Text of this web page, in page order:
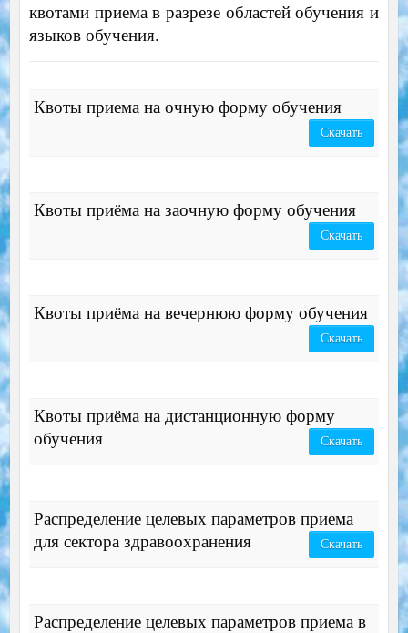
квотами приема в разрезе областей обучения и
языков обучения.
Квоты приема на очную форму обучения
Скачать
Квоты приёма на заочную форму обучения
Скачать
Квоты приёма на вечернюю форму обучения
Скачать
Квоты приёма на дистанционную форму
обучения
Скачать
Распределение целевых параметров приема
для сектора здравоохранения
Скачать
Распределение целевых параметров приема в